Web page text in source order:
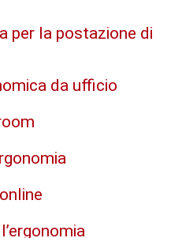
per la postazione di
da ufficio